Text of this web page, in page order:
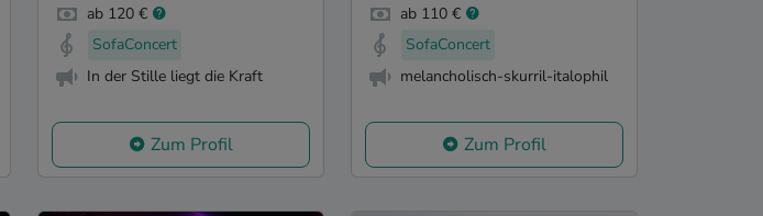
ab 120 €
SofaConcert
In der Stille liegt die Kraft
Zum Profil
ab 110 €
SofaConcert
melancholisch-skurril-italophil
Zum Profil